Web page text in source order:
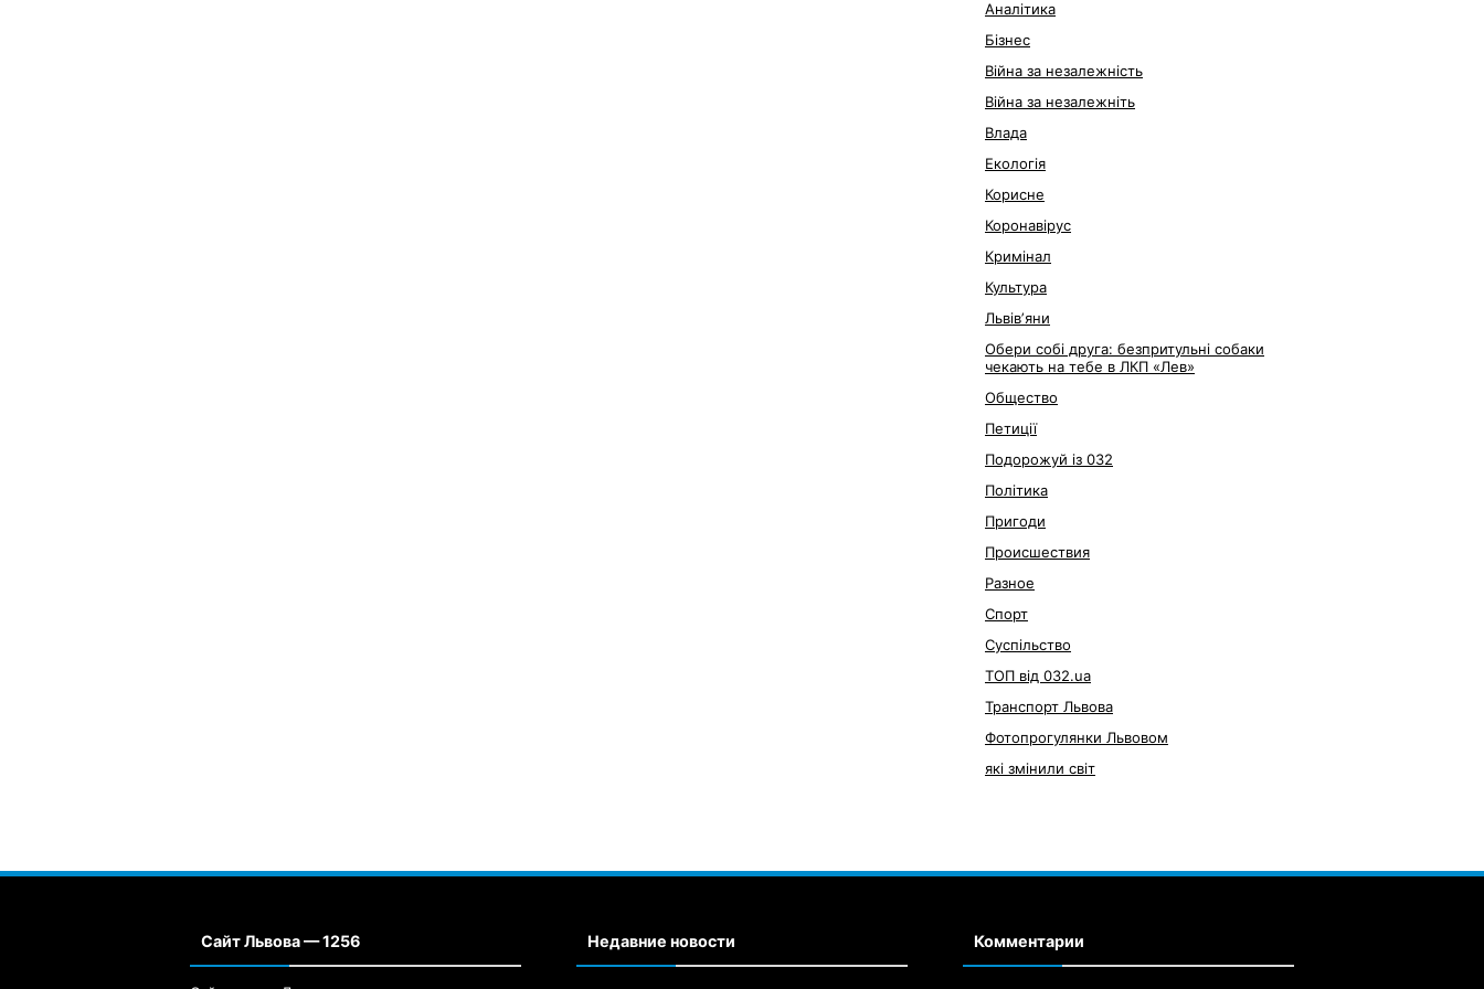
Аналітика
Бізнес
Війна за незалежність
Війна за незалежніть
Влада
Екологія
Корисне
Коронавірус
Кримінал
Культура
Львівʼяни
Обери собі друга: безпритульні собаки
чекають на тебе в ЛКП «Лев»
Общество
Петиції
Подорожуй із 032
Політика
Пригоди
Происшествия
Разное
Спорт
Суспільство
ТОП від 032.ua
Транспорт Львова
Фотопрогулянки Львовом
які змінили світ
Сайт Львова — 1256 Недавние новости Комментарии